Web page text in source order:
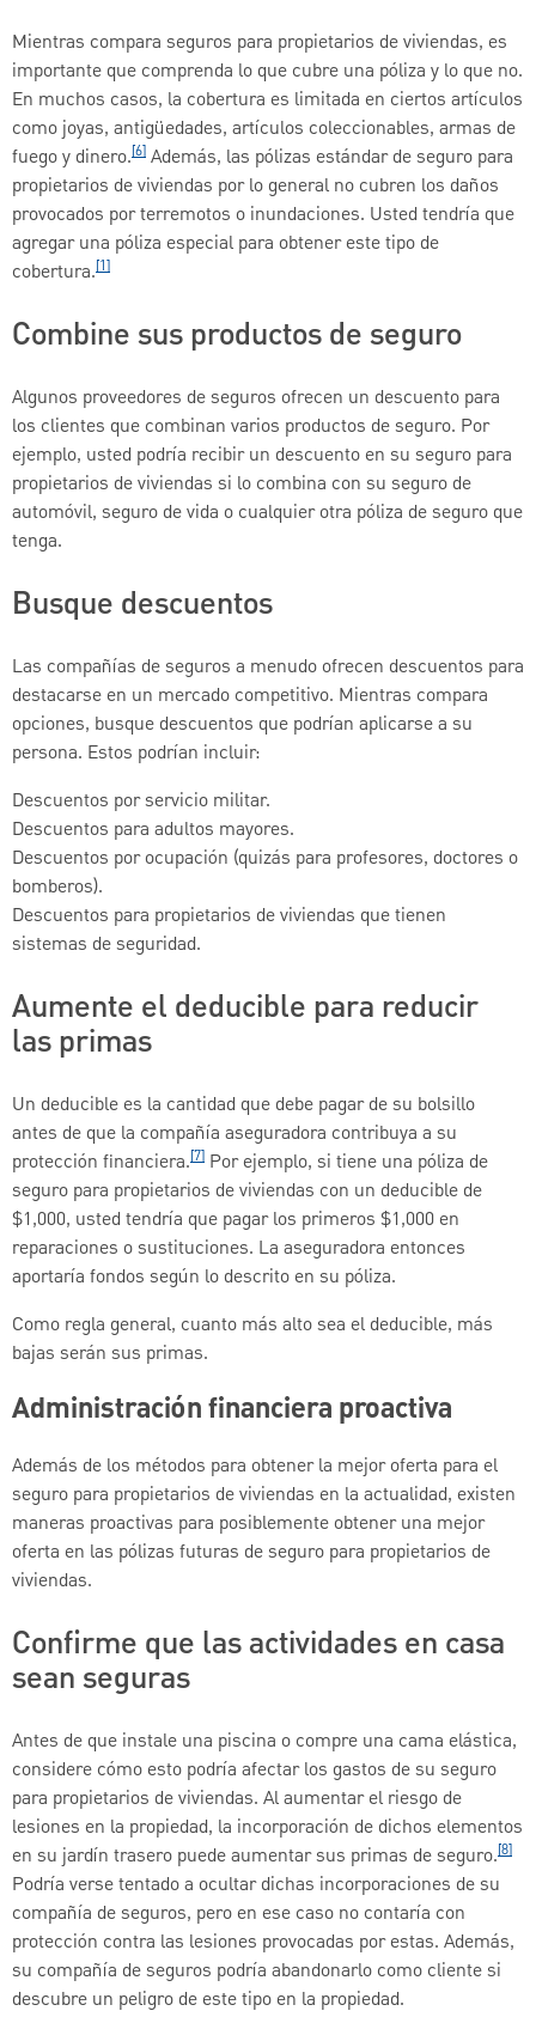
Mientras compara seguros para propietarios de viviendas, es
importante que comprenda lo que cubre una póliza y lo que no.
En muchos casos, la cobertura es limitada en ciertos artículos
como joyas, antigüedades, artículos coleccionables, armas de
fuego y dinero.[6] Además, las pólizas estándar de seguro para
propietarios de viviendas por lo general no cubren los daños
provocados por terremotos o inundaciones. Usted tendría que
agregar una póliza especial para obtener este tipo de
cobertura.[1]
Combine sus productos de seguro
Algunos proveedores de seguros ofrecen un descuento para
los clientes que combinan varios productos de seguro. Por
ejemplo, usted podría recibir un descuento en su seguro para
propietarios de viviendas si lo combina con su seguro de
automóvil, seguro de vida o cualquier otra póliza de seguro que
tenga.
Busque descuentos
Las compañías de seguros a menudo ofrecen descuentos para
destacarse en un mercado competitivo. Mientras compara
opciones, busque descuentos que podrían aplicarse a su
persona. Estos podrían incluir:
Descuentos por servicio militar.
Descuentos para adultos mayores.
Descuentos por ocupación (quizás para profesores, doctores o
bomberos).
Descuentos para propietarios de viviendas que tienen
sistemas de seguridad.
Aumente el deducible para reducir
las primas
Un deducible es la cantidad que debe pagar de su bolsillo
antes de que la compañía aseguradora contribuya a su
protección financiera.[7] Por ejemplo, si tiene una póliza de
seguro para propietarios de viviendas con un deducible de
$1,000, usted tendría que pagar los primeros $1,000 en
reparaciones o sustituciones. La aseguradora entonces
aportaría fondos según lo descrito en su póliza.
Como regla general, cuanto más alto sea el deducible, más
bajas serán sus primas.
Administración financiera proactiva
Además de los métodos para obtener la mejor oferta para el
seguro para propietarios de viviendas en la actualidad, existen
maneras proactivas para posiblemente obtener una mejor
oferta en las pólizas futuras de seguro para propietarios de
viviendas.
Confirme que las actividades en casa
sean seguras
Antes de que instale una piscina o compre una cama elástica,
considere cómo esto podría afectar los gastos de su seguro
para propietarios de viviendas. Al aumentar el riesgo de
lesiones en la propiedad, la incorporación de dichos elementos
en su jardín trasero puede aumentar sus primas de seguro.[8]
Podría verse tentado a ocultar dichas incorporaciones de su
compañía de seguros, pero en ese caso no contaría con
protección contra las lesiones provocadas por estas. Además,
su compañía de seguros podría abandonarlo como cliente si
descubre un peligro de este tipo en la propiedad.